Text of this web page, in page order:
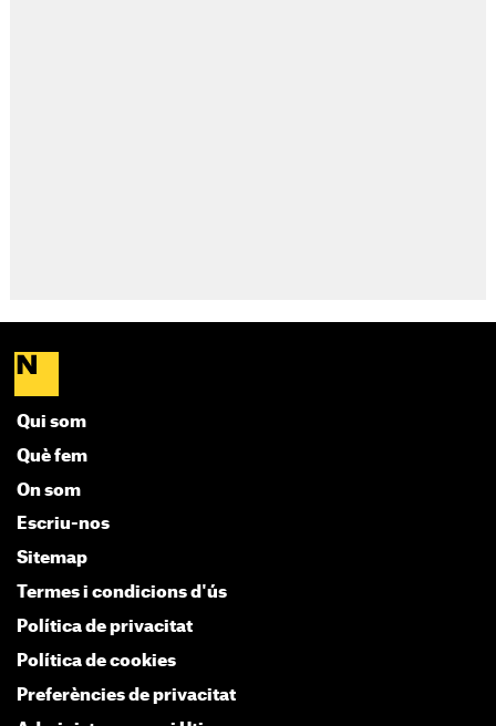
Qui som
Què fem
On som
Escriu-nos
Sitemap
Termes i condicions d'ús
Política de privacitat
Política de cookies
Preferències de privacitat